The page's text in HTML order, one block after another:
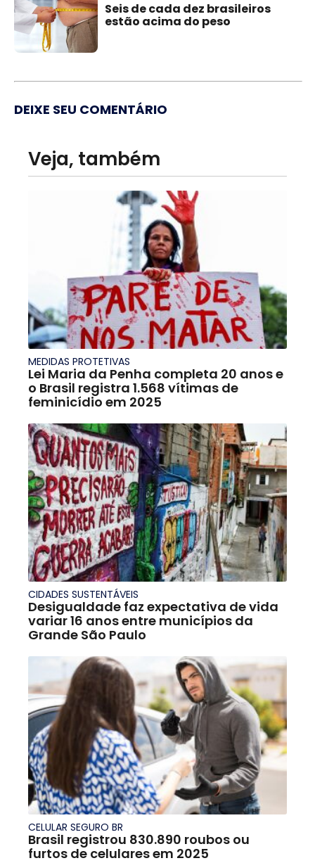
Seis de cada dez brasileiros
estão acima do peso
DEIXE SEU COMENTÁRIO
Veja, também
MEDIDAS PROTETIVAS
Lei Maria da Penha completa 20 anos e
o Brasil registra 1.568 vítimas de
feminicídio em 2025
CIDADES SUSTENTÁVEIS
Desigualdade faz expectativa de vida
variar 16 anos entre municípios da
Grande São Paulo
CELULAR SEGURO BR
Brasil registrou 830.890 roubos ou
furtos de celulares em 2025